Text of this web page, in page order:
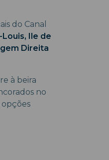
do Canal
Louis, Ile de
Direita
à beira
no
opções